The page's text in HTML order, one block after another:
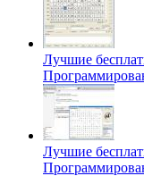
Лучшие
Лучшие